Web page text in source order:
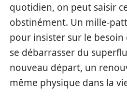
quotidien, on peut saisir
obstinément. Un mille-
pour insister sur le besoin
se débarrasser du
nouveau départ, un
même physique dans la